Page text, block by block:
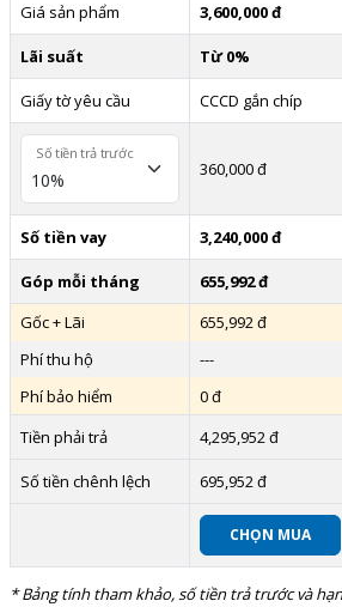
Giá sản phẩm 3,600,000 đ
Lãi suất Từ 0%
Giấy tờ yêu cầu CCCD gắn chíp
Số tiền trả trước
360,000 đ
Số tiền vay 3,240,000 đ
Góp mỗi tháng 655,992 đ
Gốc + Lãi
655,992 đ
Phí thu hộ
---
Phí bảo hiểm
0 đ
Tiền phải trả
4,295,952 đ
Số tiền chênh lệch 695,952 đ
CHỌN MUA
* Bảng tính tham khảo, số tiền trả trước và